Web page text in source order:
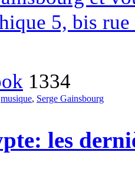
5, bis
1334
musique, Serge Gainsbourg
les